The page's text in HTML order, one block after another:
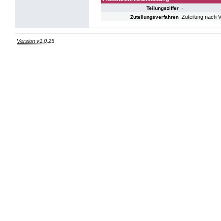
Teilungsziffer -
Zuteilungsverfahren Zuteilung nach
Version v1.0.25